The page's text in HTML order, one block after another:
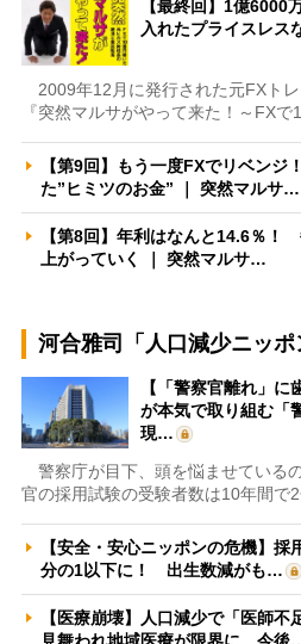
【最終回】1億6000
入れたプライスレ
2009年12月に発行された元FXト
『突然マルサがやって来た！～FXで
【第9回】もう一度FXでリベン
た”ヒミツのお金” ｜ 突然マルサ…
【第8回】年利はなんと14.6％
上がっていく ｜ 突然マルサ…
河合雅司「人口減少ニッポ
【「警察官離れ」
が本気で取り組む
現…
警察庁が目下、頭を悩ませている
官の採用試験の受験者数は10年間で
【安全・安心ニッポンの危機】
分の1以下に！ 出生数減がも…
【医療崩壊】人口減少で「医師
見舞われ地域医療が限界に 今後